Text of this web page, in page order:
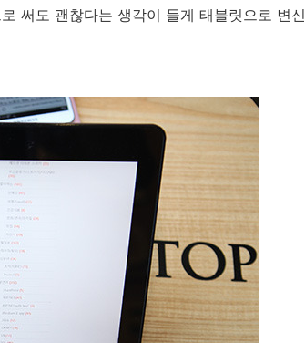
써도 괜찮다는 생각이 들게 태블릿으로 변신